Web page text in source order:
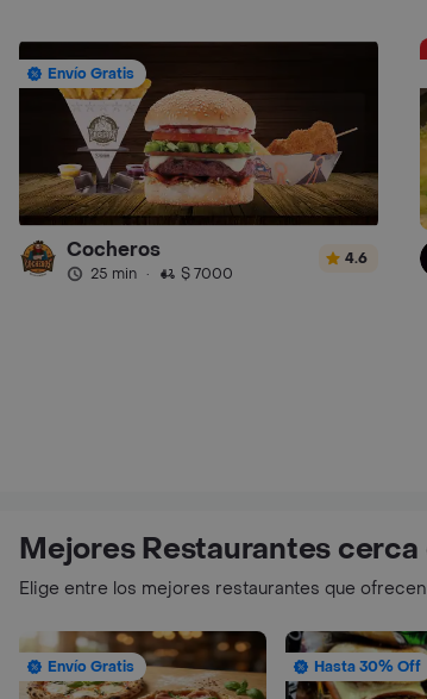
Envío Gratis
Cocheros
25 min · $ 7000
4.6
Mejores Restaurantes
Elige entre los mejores restaurantes que
Envío Gratis Hasta 30% Off